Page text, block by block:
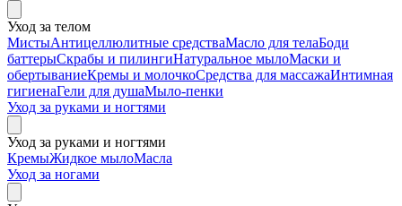
Уход за телом
МистыАнтицеллюлитные средстваМасло для телаБоди
баттерыСкрабы и пилингиНатуральное мылоМаски и
обертываниеКремы и молочкоСредства для массажаИнтимная
гигиенаГели для душаМыло-пенки
Уход за руками и ногтями
Уход за руками и ногтями
КремыЖидкое мылоМасла
Уход за ногами